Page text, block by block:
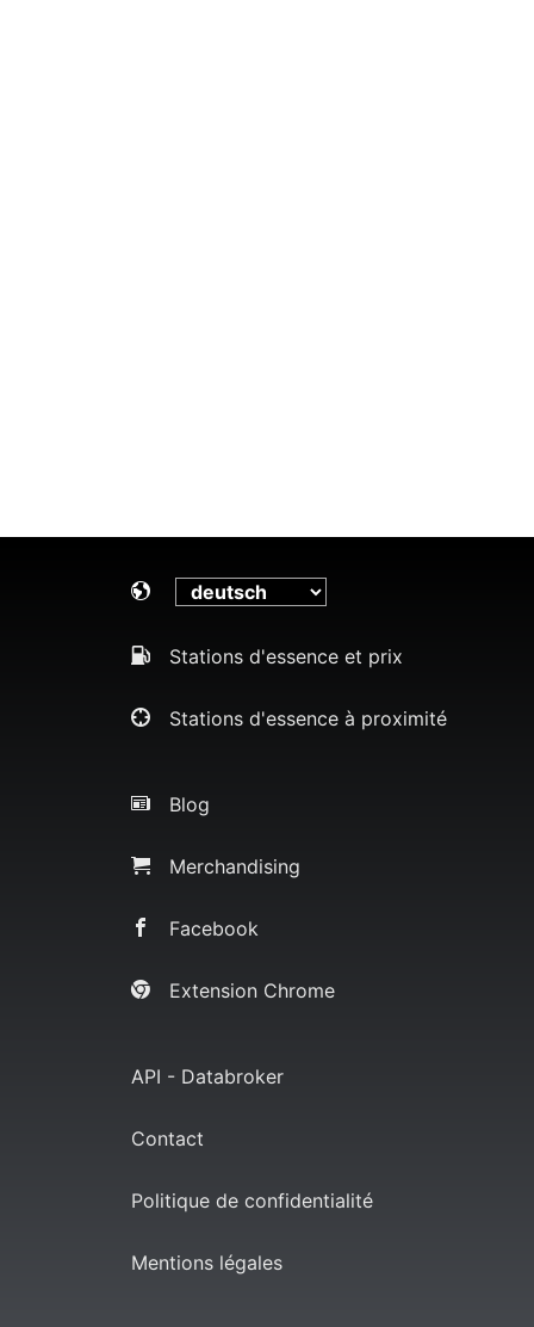
Stations d'essence et prix
Stations d'essence à proximité
Blog
Merchandising
Facebook
Extension Chrome
API - Databroker
Contact
Politique de confidentialité
Mentions légales